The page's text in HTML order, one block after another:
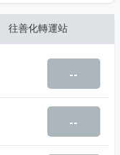
往善化轉運站
--
--